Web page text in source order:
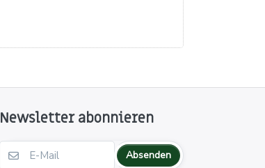
Newsletter abonnieren
Absenden